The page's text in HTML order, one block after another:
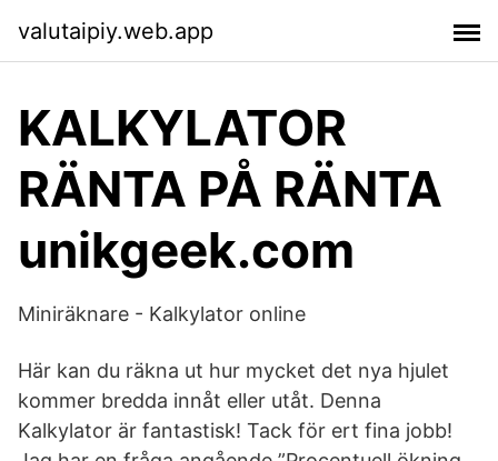
valutaipiy.web.app
KALKYLATOR
RÄNTA PÅ RÄNTA
unikgeek.com
Miniräknare - Kalkylator online
Här kan du räkna ut hur mycket det nya hjulet
kommer bredda innåt eller utåt. Denna
Kalkylator är fantastisk! Tack för ert fina jobb!